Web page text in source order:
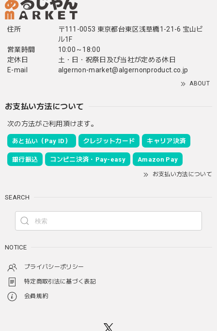
住所
〒111-0053 東京都台東区浅草橋1-21-6 宝山ビ
ル1F
営業時間
10:00～18:00
定休日
土・日・祝祭日及び当社が定める休日
E-mail
algernon-market@algernonproduct.co.jp
ABOUT
お支払い方法について
次の方法がご利用頂けます。
あと払い（Pay ID） クレジットカード キャリア決済
銀行振込 コンビニ決済・Pay-easy Amazon Pay
お支払い方法について
SEARCH
NOTICE
プライバシーポリシー
特定商取引法に基づく表記
会員規約